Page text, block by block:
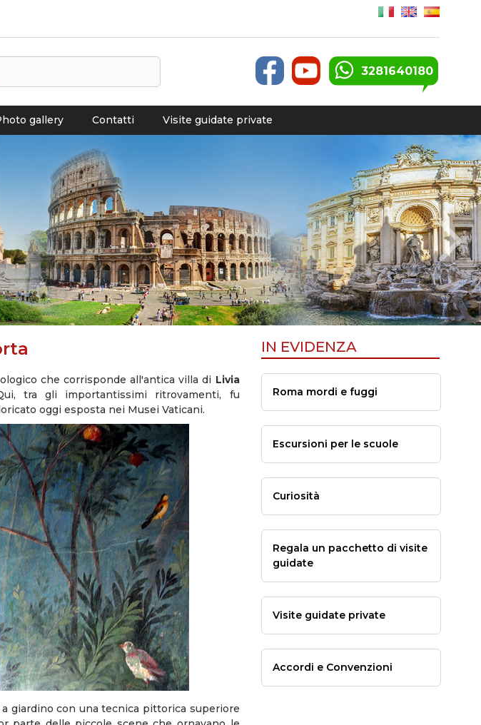
3281640180
gallery Contatti Visite guidate private
che corrisponde all'antica villa di Livia
tra gli importantissimi ritrovamenti, fu
oggi esposta nei Musei Vaticani.
giardino con una tecnica pittorica superiore
IN EVIDENZA
Roma mordi e fuggi
Escursioni per le scuole
Curiosità
Regala un pacchetto di visite
guidate
Visite guidate private
Accordi e Convenzioni